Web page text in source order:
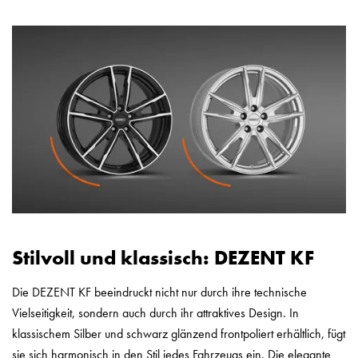
Stilvoll und klassisch: DEZENT KF
Die DEZENT KF beeindruckt nicht nur durch ihre technische
Vielseitigkeit, sondern auch durch ihr attraktives Design. In
klassischem Silber und schwarz glänzend frontpoliert erhältlich, fügt